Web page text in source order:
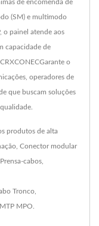
de encomenda de
(SM) e multimodo
o painel atende aos
capacidade de
o
operadores de
que buscam soluções
produtos de alta
Conector modular
Prensa-cabos
Tronco
MTP MPO